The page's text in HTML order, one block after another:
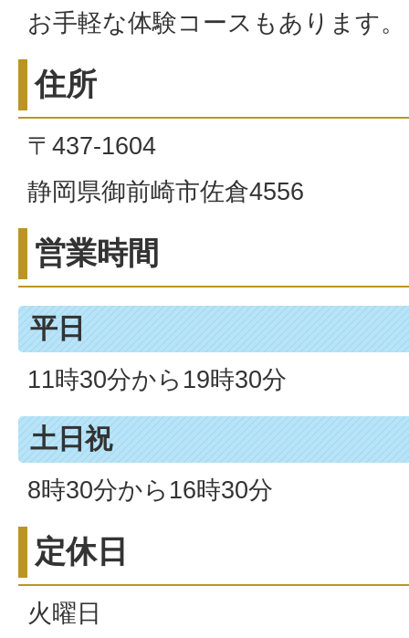
お手軽な体験コースもあります。
住所
〒437-1604
静岡県御前崎市佐倉4556
営業時間
平日
11時30分から19時30分
土日祝
8時30分から16時30分
定休日
火曜日